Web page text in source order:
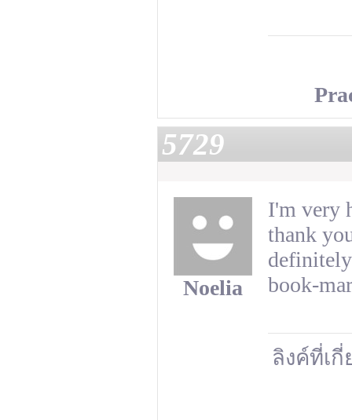
5729
Noelia
I'm very
thank
book-
ลิงค์ที่เ